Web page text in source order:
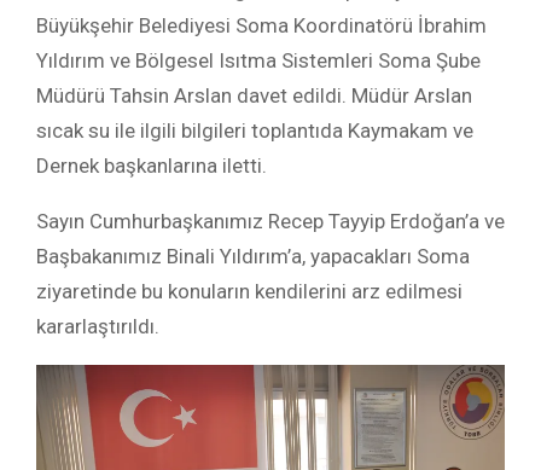
Büyükşehir Belediyesi Soma Koordinatörü İbrahim
Yıldırım ve Bölgesel Isıtma Sistemleri Soma Şube
Müdürü Tahsin Arslan davet edildi. Müdür Arslan
sıcak su ile ilgili bilgileri toplantıda Kaymakam ve
Dernek başkanlarına iletti.
Sayın Cumhurbaşkanımız Recep Tayyip Erdoğan’a ve
Başbakanımız Binali Yıldırım’a, yapacakları Soma
ziyaretinde bu konuların kendilerini arz edilmesi
kararlaştırıldı.